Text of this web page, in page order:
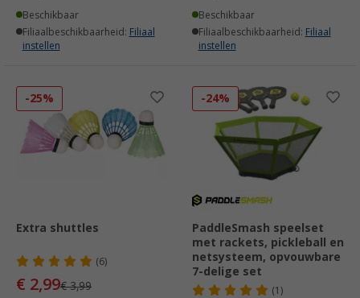
Beschikbaar
Filiaalbeschikbaarheid: Filiaal
instellen
Beschikbaar
Filiaalbeschikbaarheid: Filiaal
instellen
-25%
Extra shuttles
(6)
€ 2,99€ 3,99
-24%
PaddleSmash speelset
met rackets, pickleball en
netsysteem, opvouwbare
7-delige set
(1)